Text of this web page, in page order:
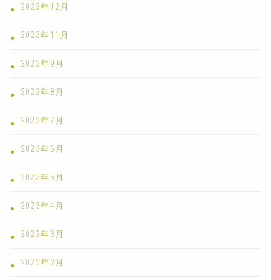
2023年12月
2023年11月
2023年9月
2023年8月
2023年7月
2023年6月
2023年5月
2023年4月
2023年3月
2023年2月